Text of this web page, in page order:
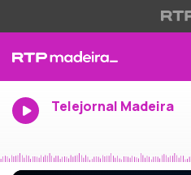
Telejornal Madeira